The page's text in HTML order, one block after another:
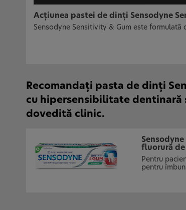
Acţiunea pastei de dinţi Sensodyne
Sensodyne Sensitivity & Gum este
Recomandaţi pasta de dinţi
cu hipersensibilitate dentinară
dovedită clinic.
fluorură
Pentru
pentru